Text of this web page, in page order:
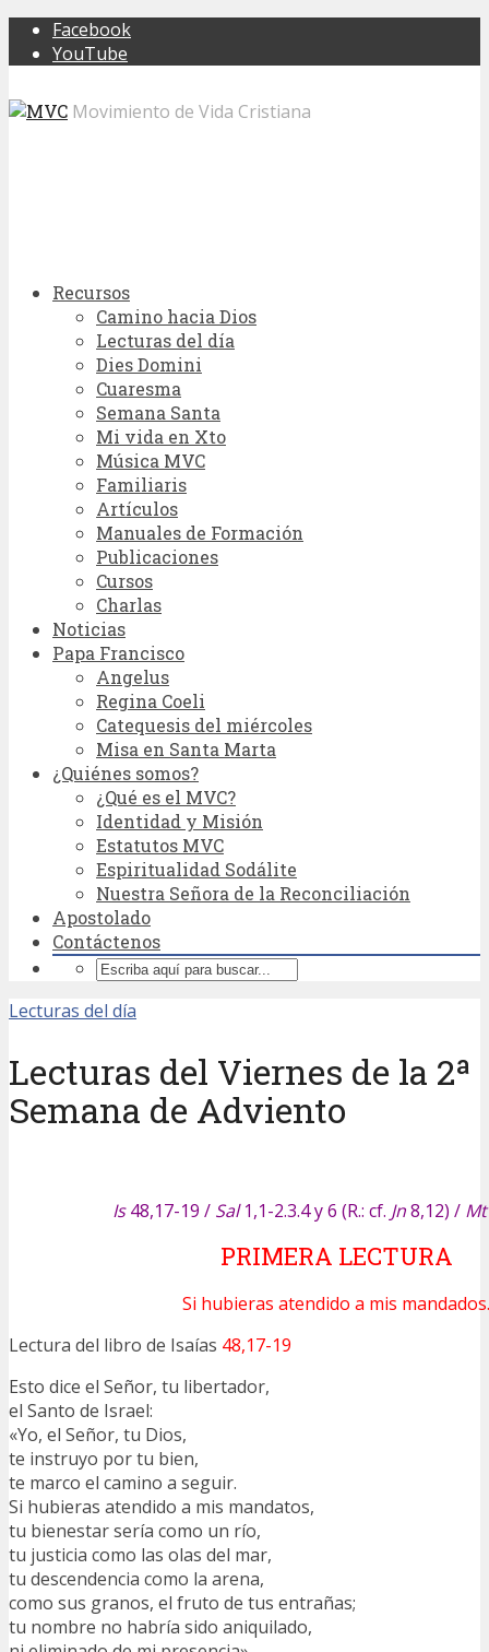
Facebook
YouTube
Movimiento de Vida Cristiana
Recursos
Camino hacia Dios
Lecturas del día
Dies Domini
Cuaresma
Semana Santa
Mi vida en Xto
Música MVC
Familiaris
Artículos
Manuales de Formación
Publicaciones
Cursos
Charlas
Noticias
Papa Francisco
Angelus
Regina Coeli
Catequesis del miércoles
Misa en Santa Marta
¿Quiénes somos?
¿Qué es el MVC?
Identidad y Misión
Estatutos MVC
Espiritualidad Sodálite
Nuestra Señora de la Reconciliación
Apostolado
Contáctenos
Lecturas del día
Lecturas del Viernes de la 2ª
Semana de Adviento
Is48,17-19 / Sal1,1-2.3.4 y 6 (R.: cf. Jn8,12) / Mt
PRIMERA LECTURA
Si hubieras atendido a mis mandados.
Lectura del libro de Isaías 48,17-19
Esto dice el Señor, tu libertador,
el Santo de Israel:
«Yo, el Señor, tu Dios,
te instruyo por tu bien,
te marco el camino a seguir.
Si hubieras atendido a mis mandatos,
tu bienestar sería como un río,
tu justicia como las olas del mar,
tu descendencia como la arena,
como sus granos, el fruto de tus entrañas;
tu nombre no habría sido aniquilado,